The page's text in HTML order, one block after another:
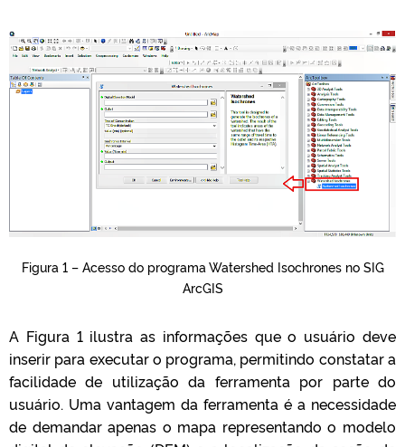
Figura 1 – Acesso do programa Watershed Isochrones no SIG
ArcGIS
A Figura 1 ilustra as informações que o usuário deve
inserir para executar o programa, permitindo constatar a
facilidade de utilização da ferramenta por parte do
usuário. Uma vantagem da ferramenta é a necessidade
de demandar apenas o mapa representando o modelo